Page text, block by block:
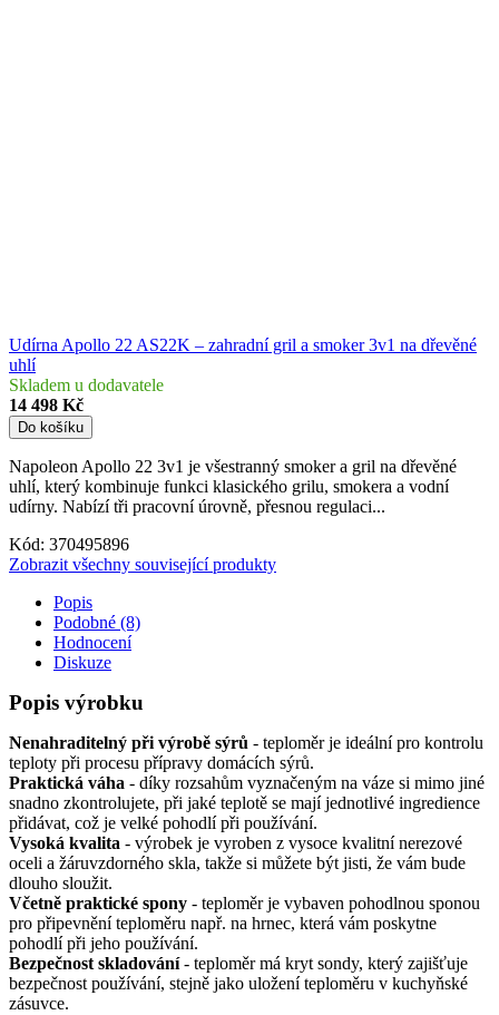
Udírna Apollo 22 AS22K – zahradní gril a smoker 3v1 na dřevěné
uhlí
Skladem u dodavatele
14 498 Kč
Do košíku
Napoleon Apollo 22 3v1 je všestranný smoker a gril na dřevěné
uhlí, který kombinuje funkci klasického grilu, smokera a vodní
udírny. Nabízí tři pracovní úrovně, přesnou regulaci...
Kód: 370495896
Zobrazit všechny související produkty
Popis
Podobné (8)
Hodnocení
Diskuze
Popis výrobku
Nenahraditelný při výrobě sýrů - teploměr je ideální pro kontrolu
teploty při procesu přípravy domácích sýrů.
Praktická váha - díky rozsahům vyznačeným na váze si mimo jiné
snadno zkontrolujete, při jaké teplotě se mají jednotlivé ingredience
přidávat, což je velké pohodlí při používání.
Vysoká kvalita - výrobek je vyroben z vysoce kvalitní nerezové
oceli a žáruvzdorného skla, takže si můžete být jisti, že vám bude
dlouho sloužit.
Včetně praktické spony - teploměr je vybaven pohodlnou sponou
pro připevnění teploměru např. na hrnec, která vám poskytne
pohodlí při jeho používání.
Bezpečnost skladování- teploměr má kryt sondy, který zajišťuje
bezpečnost používání, stejně jako uložení teploměru v kuchyňské
zásuvce.